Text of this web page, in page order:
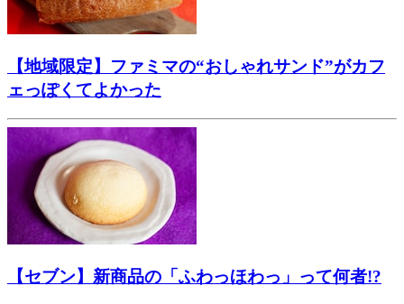
【地域限定】ファミマの“おしゃれサンド”がカフ
ェっぽくてよかった
【セブン】新商品の「ふわっほわっ」って何者!?